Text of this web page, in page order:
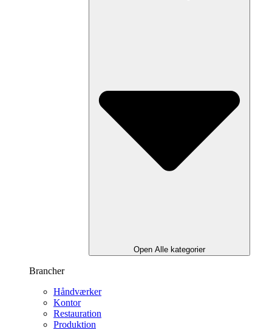
Open Alle kategorier
Brancher
Håndværker
Kontor
Restauration
Produktion